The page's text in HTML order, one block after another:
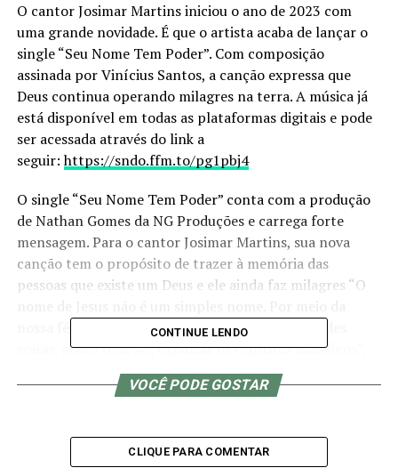
O cantor Josimar Martins iniciou o ano de 2023 com
uma grande novidade. É que o artista acaba de lançar o
single “Seu Nome Tem Poder”. Com composição
assinada por Vinícius Santos, a canção expressa que
Deus continua operando milagres na terra. A música já
está disponível em todas as plataformas digitais e pode
ser acessada através do link a
seguir:https://sndo.ffm.to/pg1pbj4
O single “Seu Nome Tem Poder” conta com a produção
de Nathan Gomes da NG Produções e carrega forte
mensagem. Para o cantor Josimar Martins, sua nova
canção tem o propósito de trazer à memória das
pessoas que existe um Deus e ele ainda faz milagres “O
nossa fé em Cristo, ainda podemos realizar grandes
coisas, como renovar, expulsar os espíritos maléficos”,
pelo amor incondicional do Pai”, pontua Josimar
CONTINUE LENDO
VOCÊ PODE GOSTAR
CLIQUE PARA COMENTAR